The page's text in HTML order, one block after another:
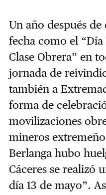
Un año después de
fecha como el
Clase Obrera” en
jornada de
también a
forma de
movilizaciones
mineros
Berlanga hubo
Cáceres se realizó
día 13 de mayo”.